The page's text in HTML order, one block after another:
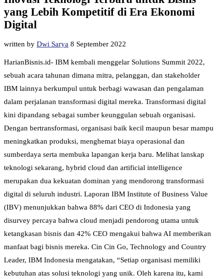
yang Lebih Kompetitif di Era Ekonomi
Digital
written by Dwi Sarya 8 September 2022
HarianBisnis.id- IBM kembali menggelar Solutions Summit 2022,
sebuah acara tahunan dimana mitra, pelanggan, dan stakeholder
IBM lainnya berkumpul untuk berbagi wawasan dan pengalaman
dalam perjalanan transformasi digital mereka. Transformasi digital
kini dipandang sebagai sumber keunggulan sebuah organisasi.
Dengan bertransformasi, organisasi baik kecil maupun besar mampu
meningkatkan produksi, menghemat biaya operasional dan
sumberdaya serta membuka lapangan kerja baru. Melihat lanskap
teknologi sekarang, hybrid cloud dan artificial intelligence
merupakan dua kekuatan dominan yang mendorong transformasi
digital di seluruh industri. Laporan IBM Institute of Business Value
(IBV) menunjukkan bahwa 88% dari CEO di Indonesia yang
disurvey percaya bahwa cloud menjadi pendorong utama untuk
ketangkasan bisnis dan 42% CEO mengakui bahwa AI memberikan
manfaat bagi bisnis mereka. Cin Cin Go, Technology and Country
Leader, IBM Indonesia mengatakan, “Setiap organisasi memiliki
kebutuhan atas solusi teknologi yang unik. Oleh karena itu, kami